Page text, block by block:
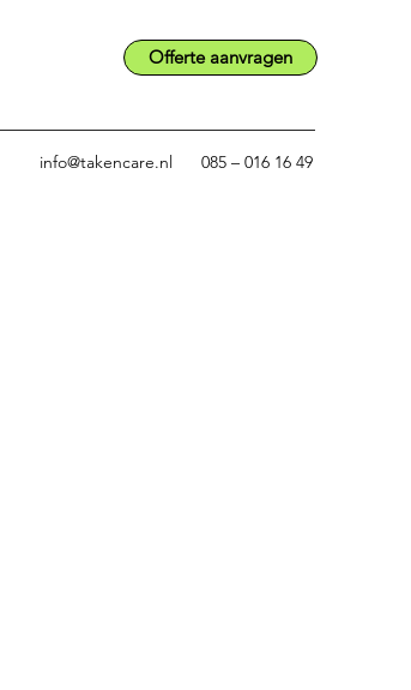
Offerte aanvragen
info@takencare.nl 085 – 016 16 49